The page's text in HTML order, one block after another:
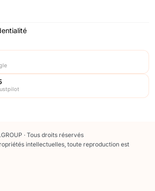
· Tous droits réservés
intellectuelles, toute reproduction est